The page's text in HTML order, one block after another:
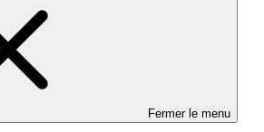
Fermer le menu